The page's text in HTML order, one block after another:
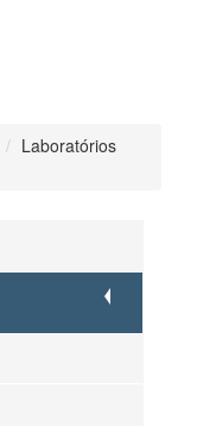
Laboratórios